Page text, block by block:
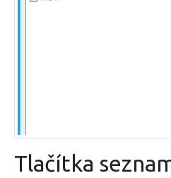
Tlačítka